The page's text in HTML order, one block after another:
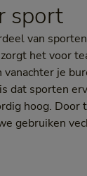
sport
van
het voor
je
dat sporten
hoog.
gebruiken